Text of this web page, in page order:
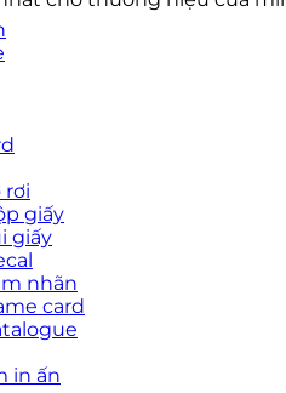
rơi
giấy
giấy
nhãn
card
in ấn